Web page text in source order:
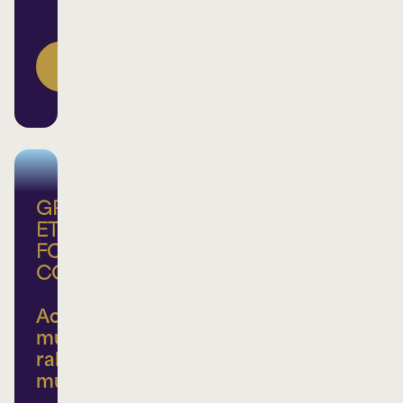
GROUPE
ET
FORFAIT
CORPORATIF
Achats
multiples,
rabais
multiples